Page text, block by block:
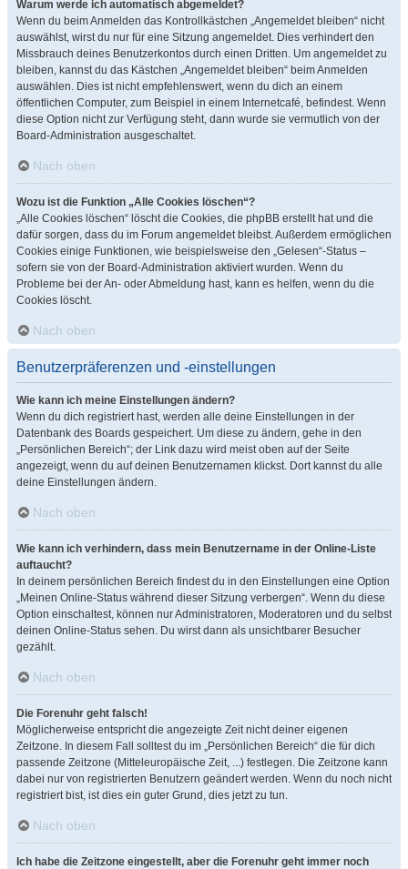
Warum werde ich automatisch abgemeldet?
Wenn du beim Anmelden das Kontrollkästchen „Angemeldet bleiben“ nicht
auswählst, wirst du nur für eine Sitzung angemeldet. Dies verhindert den
Missbrauch deines Benutzerkontos durch einen Dritten. Um angemeldet zu
bleiben, kannst du das Kästchen „Angemeldet bleiben“ beim Anmelden
auswählen. Dies ist nicht empfehlenswert, wenn du dich an einem
öffentlichen Computer, zum Beispiel in einem Internetcafé, befindest. Wenn
diese Option nicht zur Verfügung steht, dann wurde sie vermutlich von der
Board-Administration ausgeschaltet.
Nach oben
Wozu ist die Funktion „Alle Cookies löschen“?
„Alle Cookies löschen“ löscht die Cookies, die phpBB erstellt hat und die
dafür sorgen, dass du im Forum angemeldet bleibst. Außerdem ermöglichen
Cookies einige Funktionen, wie beispielsweise den „Gelesen“-Status –
sofern sie von der Board-Administration aktiviert wurden. Wenn du
Probleme bei der An- oder Abmeldung hast, kann es helfen, wenn du die
Cookies löscht.
Nach oben
Benutzerpräferenzen und -einstellungen
Wie kann ich meine Einstellungen ändern?
Wenn du dich registriert hast, werden alle deine Einstellungen in der
Datenbank des Boards gespeichert. Um diese zu ändern, gehe in den
„Persönlichen Bereich“; der Link dazu wird meist oben auf der Seite
angezeigt, wenn du auf deinen Benutzernamen klickst. Dort kannst du alle
deine Einstellungen ändern.
Nach oben
Wie kann ich verhindern, dass mein Benutzername in der Online-Liste
auftaucht?
In deinem persönlichen Bereich findest du in den Einstellungen eine Option
„Meinen Online-Status während dieser Sitzung verbergen“. Wenn du diese
Option einschaltest, können nur Administratoren, Moderatoren und du selbst
deinen Online-Status sehen. Du wirst dann als unsichtbarer Besucher
gezählt.
Nach oben
Die Forenuhr geht falsch!
Möglicherweise entspricht die angezeigte Zeit nicht deiner eigenen
Zeitzone. In diesem Fall solltest du im „Persönlichen Bereich“ die für dich
passende Zeitzone (Mitteleuropäische Zeit, ...) festlegen. Die Zeitzone kann
dabei nur von registrierten Benutzern geändert werden. Wenn du noch nicht
registriert bist, ist dies ein guter Grund, dies jetzt zu tun.
Nach oben
Ich habe die Zeitzone eingestellt, aber die Forenuhr geht immer noch